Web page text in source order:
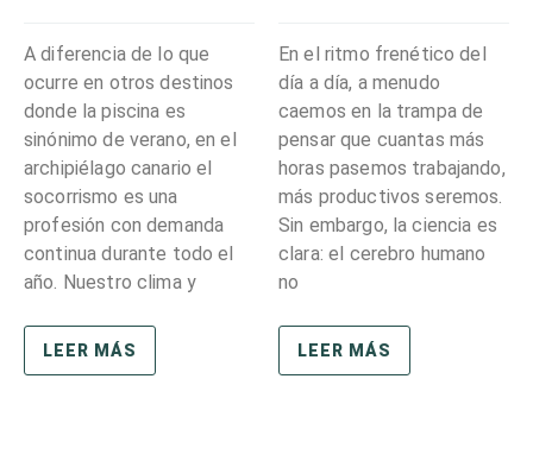
A diferencia de lo que
ocurre en otros destinos
donde la piscina es
sinónimo de verano, en el
archipiélago canario el
socorrismo es una
profesión con demanda
continua durante todo el
año. Nuestro clima y
LEER MÁS
En el ritmo frenético del
día a día, a menudo
caemos en la trampa de
pensar que cuantas más
horas pasemos trabajando,
más productivos seremos.
Sin embargo, la ciencia es
clara: el cerebro humano
no
LEER MÁS